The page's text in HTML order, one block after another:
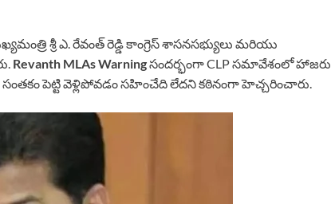
శ్రీ ఎ. రేవంత్ రెడ్డి కాంగ్రెస్ శాసనసభ్యులు మరియు
Revanth MLAs Warningసందర్భంగా CLP సమావేశంలో హాజరు
సంతకం పెట్టి వెళ్లిపోవడం సహించేది లేదని కఠినంగా హెచ్చరించారు.